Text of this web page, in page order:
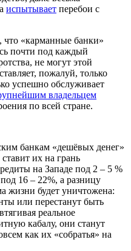
испытывает перебои с
«карманные банки»
почти под каждый
не могут этой
пожалуй, только
успешно обслуживает
владельцем
по всей стране.
банкам «дешёвых денег»
их на грань
на Западе под 2 – 5 %
16 – 22%, а разницу
жизни будет уничтожена:
или перестанут быть
реальное
кабалу, они станут
как их «собратья» на